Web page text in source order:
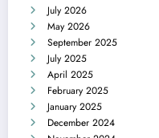
July 2026
May 2026
September 2025
July 2025
April 2025
February 2025
January 2025
December 2024